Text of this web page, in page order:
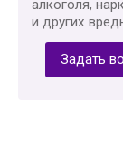
алкоголя,
и других
Задать